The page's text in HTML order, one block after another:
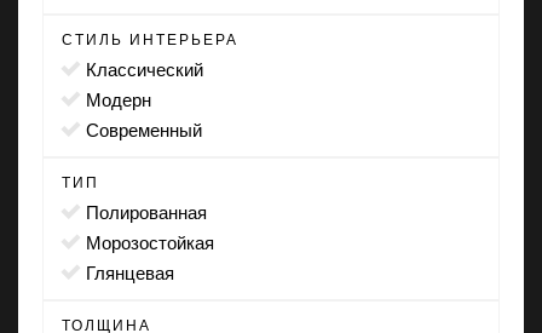
СТИЛЬ ИНТЕРЬЕРА
классический
модерн
современный
ТИП
полированная
морозостойкая
глянцевая
ТОЛЩИНА